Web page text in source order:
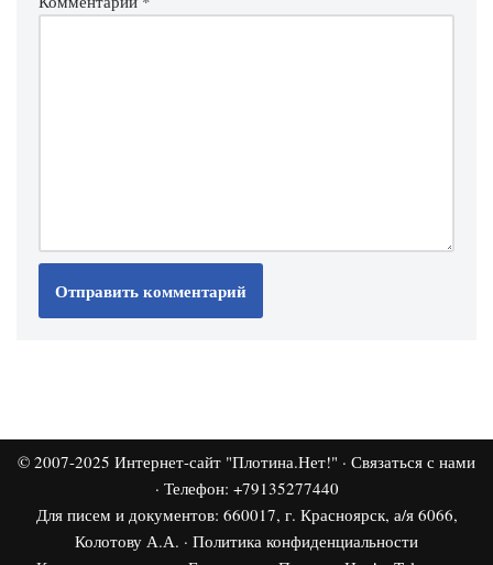
© 2007-2025 Интернет-сайт "Плотина.Нет!" · Связаться с нами
· Телефон: +79135277440
Для писем и документов: 660017, г. Красноярск, а/я 6066,
Колотову А.А. · Политика конфиденциальности